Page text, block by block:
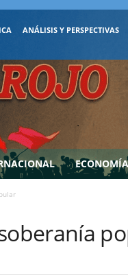
ANÁLISIS Y PERSPECTIVAS
ECONOMÍA